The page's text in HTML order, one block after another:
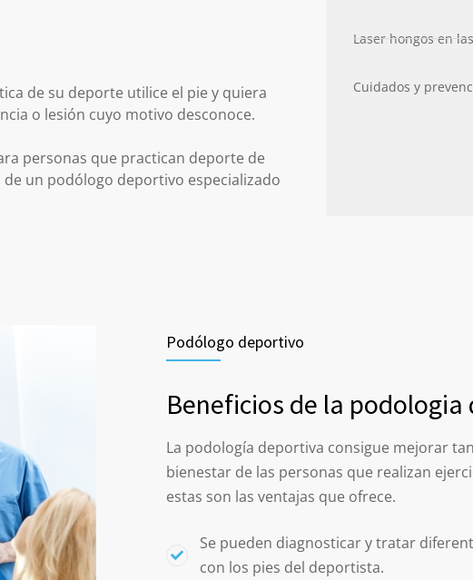
de su deporte utilice el pie y quiera
o lesión cuyo motivo desconoce.
personas que practican deporte de
un podólogo deportivo especializado
Laser hongos en
Cuidados y
Podólogo deportivo
Beneficios de la
La podología deportiva consigue mejorar
bienestar de las personas que realizan
estas son las ventajas que ofrece.
Se pueden diagnosticar y tratar
con los pies del deportista.